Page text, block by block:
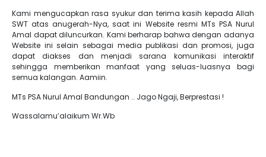
Kami mengucapkan rasa syukur dan terima kasih kepada Allah
SWT atas anugerah-Nya, saat ini Website resmi MTs PSA Nurul
Amal dapat diluncurkan. Kami berharap bahwa dengan adanya
Website ini selain sebagai media publikasi dan promosi, juga
dapat diakses dan menjadi sarana komunikasi interaktif
sehingga memberikan manfaat yang seluas-luasnya bagi
semua kalangan. Aamiin.
MTs PSA Nurul Amal Bandungan .. Jago Ngaji, Berprestasi !
Wassalamu’alaikum Wr.Wb